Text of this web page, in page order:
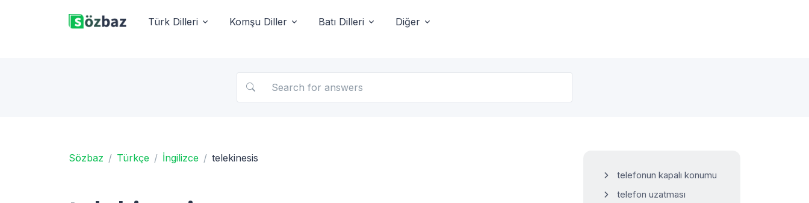
Türk Dilleri Komşu Diller Batı Dilleri Diğer
Sözbaz Türkçe İngilizce telekinesis
telefonun kapalı konumu
telefon uzatması